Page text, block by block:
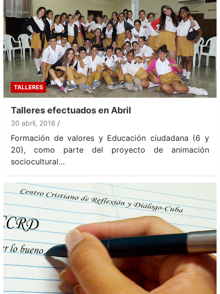
TALLERES
Talleres efectuados en Abril
30 abril, 2016
Formación de valores y Educación ciudadana (6 y
20), como parte del proyecto de animación
sociocultural…